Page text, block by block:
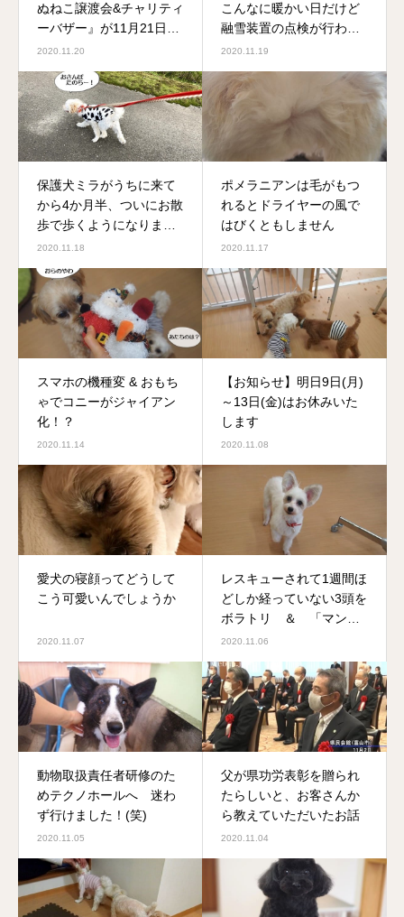
ぬねこ譲渡会&チャリティ
ーバザー』が11月21日
(土)・22日(日)に開催！
2020.11.20
こんなに暖かい日だけど
融雪装置の点検が行われ
ていました
2020.11.19
保護犬ミラがうちに来て
から4か月半、ついにお散
歩で歩くようになりまし
た！
2020.11.18
ポメラニアンは毛がもつ
れるとドライヤーの風で
はびくともしません
2020.11.17
スマホの機種変 & おもち
ゃでコニーがジャイアン
化！？
2020.11.14
【お知らせ】明日9日(月)
～13日(金)はお休みいた
します
2020.11.08
愛犬の寝顔ってどうして
こう可愛いんでしょうか
2020.11.07
レスキューされて1週間ほ
どしか経っていない3頭を
ボラトリ ＆ 「マンガ
肉」を食べたお話
2020.11.06
動物取扱責任者研修のた
めテクノホールへ 迷わ
ず行けました！(笑)
2020.11.05
父が県功労表彰を贈られ
たらしいと、お客さんか
ら教えていただいたお話
2020.11.04